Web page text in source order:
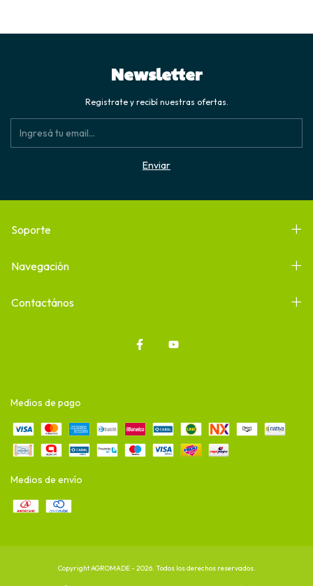
Newsletter
Registrate y recibí nuestras ofertas.
Soporte
Navegación
Contactános
Medios de pago
Medios de envío
Copyright AGROMADE - 2026. Todos los derechos reservados.